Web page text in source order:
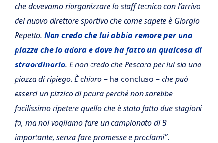
che dovevamo riorganizzare lo staff tecnico con l’arrivo
del nuovo direttore sportivo che come sapete è Giorgio
Repetto. Non credo che lui abbia remore per una
piazza che lo adora e dove ha fatto un qualcosa di
straordinario. E non credo che Pescara per lui sia una
piazza di ripiego. È chiaro– ha concluso –che può
esserci un pizzico di paura perché non sarebbe
facilissimo ripetere quello che è stato fatto due stagioni
fa, ma noi vogliamo fare un campionato di B
importante, senza fare promesse e proclami”.